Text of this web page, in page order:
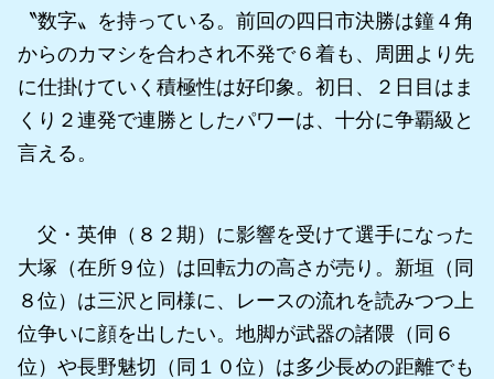
〝数字〟を持っている。前回の四日市決勝は鐘４角
からのカマシを合わされ不発で６着も、周囲より先
に仕掛けていく積極性は好印象。初日、２日目はま
くり２連発で連勝としたパワーは、十分に争覇級と
言える。
父・英伸（８２期）に影響を受けて選手になった
大塚（在所９位）は回転力の高さが売り。新垣（同
８位）は三沢と同様に、レースの流れを読みつつ上
位争いに顔を出したい。地脚が武器の諸隈（同６
位）や長野魅切（同１０位）は多少長めの距離でも